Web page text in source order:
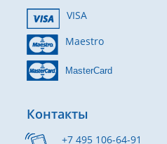
VISA
Maestro
MasterCard
Контакты
+7 495 106-64-91